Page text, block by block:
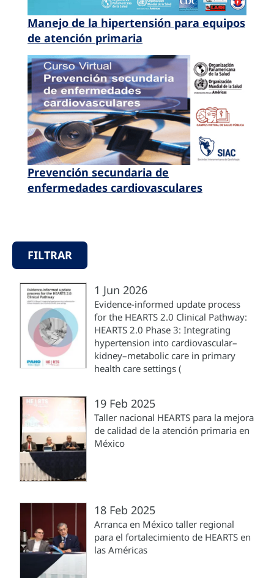
Manejo de la hipertensión para equipos
de atención primaria
Prevención secundaria de
enfermedades cardiovasculares
FILTRAR
1 Jun 2026
Evidence-informed update process
for the HEARTS 2.0 Clinical Pathway:
HEARTS 2.0 Phase 3: Integrating
hypertension into cardiovascular–
kidney–metabolic care in primary
health care settings (
19 Feb 2025
Taller nacional HEARTS para la mejora
de calidad de la atención primaria en
México
18 Feb 2025
Arranca en México taller regional
para el fortalecimiento de HEARTS en
las Américas